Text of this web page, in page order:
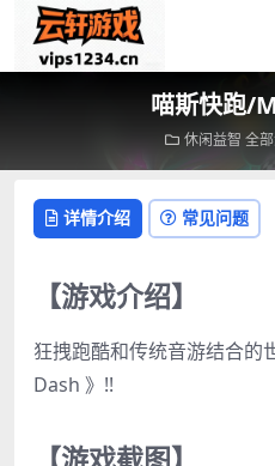
喵斯快跑/
休闲益智 全
详情介绍 常见问题
【游戏介绍】
狂拽跑酷和传统音游结
Dash 》!!